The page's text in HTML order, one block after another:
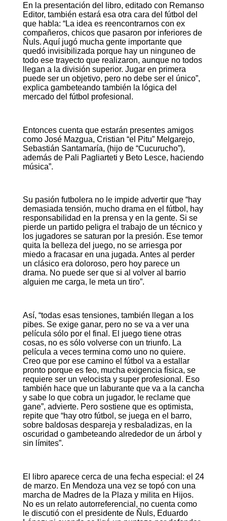
En la presentación del libro, editado con Remanso
Editor, también estará esa otra cara del fútbol del
que habla: “La idea es reencontrarnos con ex
compañeros, chicos que pasaron por inferiores de
Ñuls. Aquí jugó mucha gente importante que
quedó invisibilizada porque hay un ninguneo de
todo ese trayecto que realizaron, aunque no todos
llegan a la división superior. Jugar en primera
puede ser un objetivo, pero no debe ser el único”,
explica gambeteando también la lógica del
mercado del fútbol profesional.
Entonces cuenta que estarán presentes amigos
como José Mazgua, Cristian “el Pitu” Melgarejo,
Sebastián Santamaría, (hijo de “Cucurucho”),
además de Pali Pagliarteti y Beto Lesce, haciendo
música”.
Su pasión futbolera no le impide advertir que “hay
demasiada tensión, mucho drama en el fútbol, hay
responsabilidad en la prensa y en la gente. Si se
pierde un partido peligra el trabajo de un técnico y
los jugadores se saturan por la presión. Ese temor
quita la belleza del juego, no se arriesga por
miedo a fracasar en una jugada. Antes al perder
un clásico era doloroso, pero hoy parece un
drama. No puede ser que si al volver al barrio
alguien me carga, le meta un tiro”.
Así, “todas esas tensiones, también llegan a los
pibes. Se exige ganar, pero no se va a ver una
película sólo por el final. El juego tiene otras
cosas, no es sólo volverse con un triunfo. La
película a veces termina como uno no quiere.
Creo que por ese camino el fútbol va a estallar
pronto porque es feo, mucha exigencia física, se
requiere ser un velocista y super profesional. Eso
también hace que un laburante que va a la cancha
y sabe lo que cobra un jugador, le reclame que
gane”, advierte. Pero sostiene que es optimista,
repite que “hay otro fútbol, se juega en el barro,
sobre baldosas despareja y resbaladizas, en la
oscuridad o gambeteando alrededor de un árbol y
sin límites”.
El libro aparece cerca de una fecha especial: el 24
de marzo. En Mendoza una vez se topó con una
marcha de Madres de la Plaza y milita en Hijos.
No es un relato autorreferencial, no cuenta como
le discutió con el presidente de Ñuls, Eduardo